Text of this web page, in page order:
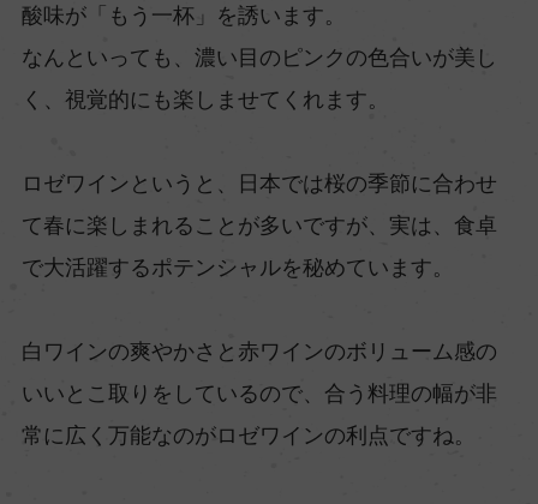
酸味が「もう一杯」を誘います。
なんといっても、濃い目のピンクの色合いが美し
く、視覚的にも楽しませてくれます。
ロゼワインというと、日本では桜の季節に合わせ
て春に楽しまれることが多いですが、実は、食卓
で大活躍するポテンシャルを秘めています。
白ワインの爽やかさと赤ワインのボリューム感の
いいとこ取りをしているので、合う料理の幅が非
常に広く万能なのがロゼワインの利点ですね。